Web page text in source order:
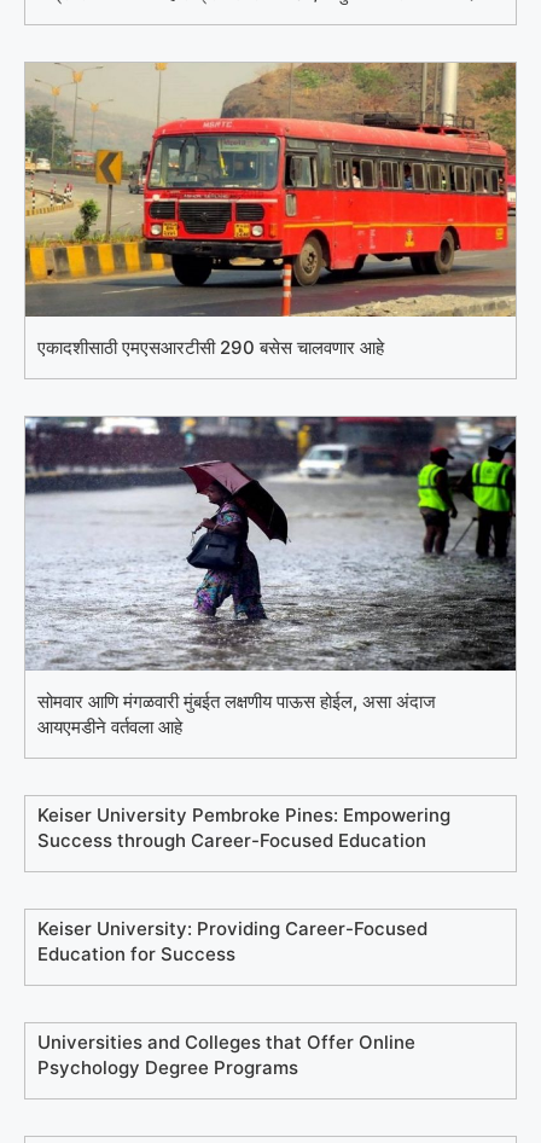
एकादशीसाठी एमएसआरटीसी 290 बसेस चालवणार आहे
सोमवार आणि मंगळवारी मुंबईत लक्षणीय पाऊस होईल, असा अंदाज
आयएमडीने वर्तवला आहे
Keiser University Pembroke Pines: Empowering
Success through Career-Focused Education
Keiser University: Providing Career-Focused
Education for Success
Universities and Colleges that Offer Online
Psychology Degree Programs